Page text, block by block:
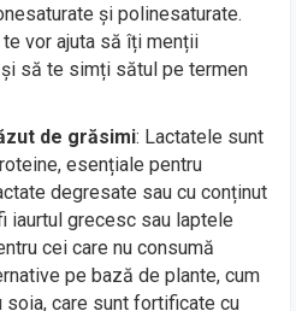
și polinesaturate.
vor ajuta să îți menții
să te simți sătul pe termen
de grăsimi: Lactatele sunt
esențiale pentru
degresate sau cu conținut
iaurtul grecesc sau laptele
cei care nu consumă
pe bază de plante, cum
care sunt fortificate cu